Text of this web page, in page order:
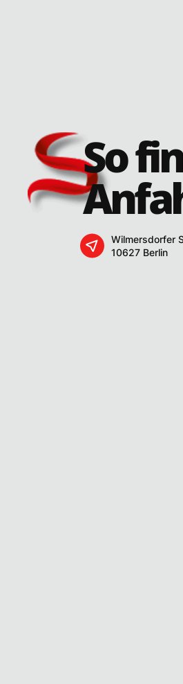
So
Wilmersdorfer
10627 Berlin